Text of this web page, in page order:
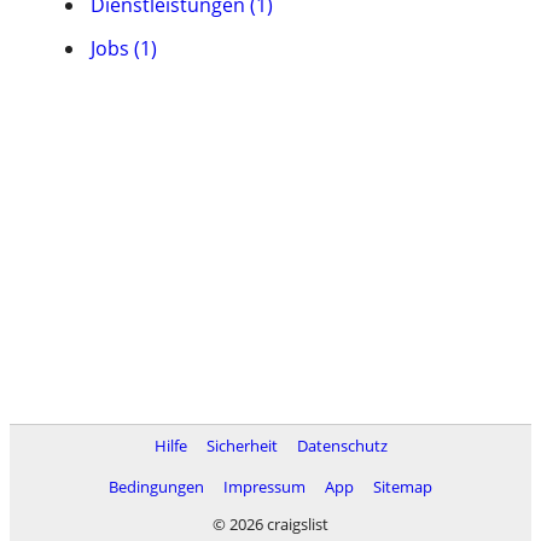
Jobs (1)
Hilfe Sicherheit
Datenschutz
Bedingungen
Impressum App
Sitemap
© 2026 craigslist